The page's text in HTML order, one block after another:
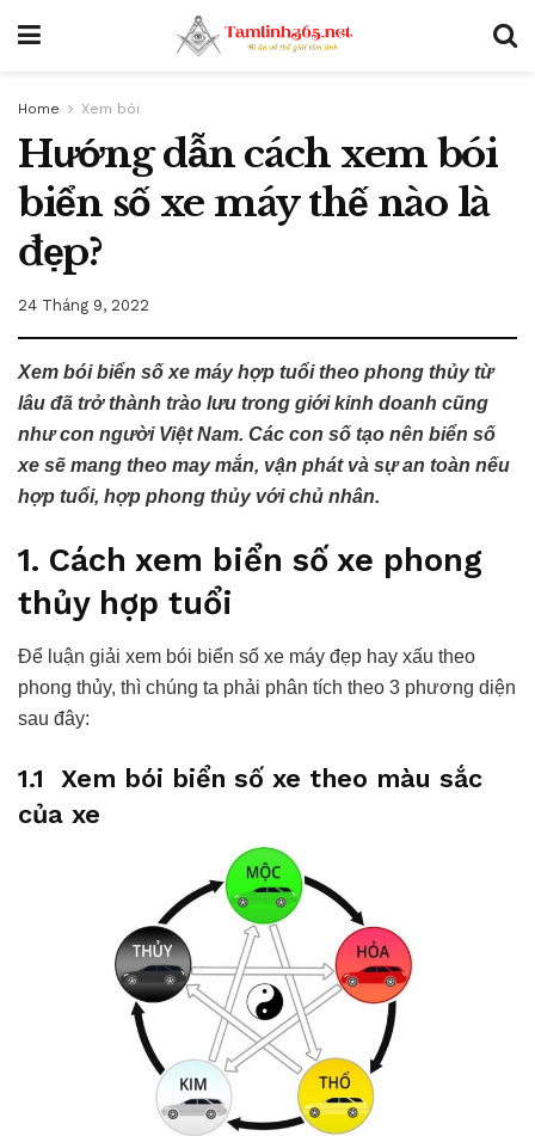
Home Xem bói
Hướng dẫn cách xem bói
biển số xe máy thế nào là
đẹp?
24 Tháng 9, 2022
Xem bói biển số xe máy hợp tuổi theo phong thủy từ
lâu đã trở thành trào lưu trong giới kinh doanh cũng
như con người Việt Nam. Các con số tạo nên biển số
xe sẽ mang theo may mắn, vận phát và sự an toàn nếu
hợp tuổi, hợp phong thủy với chủ nhân.
1. Cách xem biển số xe phong
thủy hợp tuổi
Để luận giải xem bói biển số xe máy đẹp hay xấu theo
phong thủy, thì chúng ta phải phân tích theo 3 phương diện
sau đây:
1.1 Xem bói biển số xe theo màu sắc
của xe